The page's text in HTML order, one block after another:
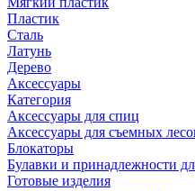
Пластик
Сталь
Латунь
Дерево
Аксессуары
Категория
Аксессуары для спиц
Аксессуары для съемных
Блокаторы
Булавки и принадлежности
Готовые изделия